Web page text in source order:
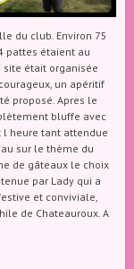
du club. Environ 75
pattes étaient au
site était organisée
un apéritif
proposé. Apres le
bluffe avec
l heure tant attendue
sur le thème du
de gâteaux le choix
par Lady qui a
et conviviale,
de Chateauroux. A